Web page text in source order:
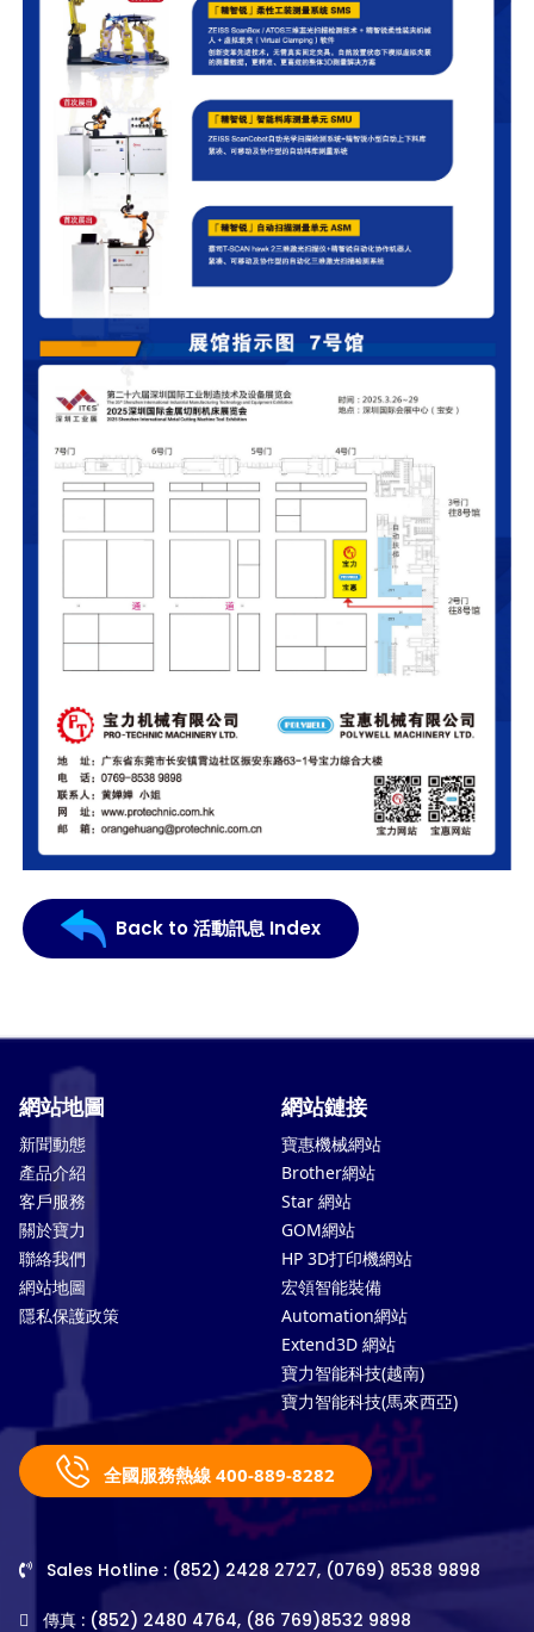
Back to 活動訊息 Index
網站地圖
新聞動態
產品介紹
客戶服務
關於寶力
聯絡我們
網站地圖
隱私保護政策
網站鏈接
寶惠機械網站
Brother網站
Star 網站
GOM網站
HP 3D打印機網站
宏領智能裝備
Automation網站
Extend3D 網站
寶力智能科技(越南)
寶力智能科技(馬來西亞)
全國服務熱線 400-889-8282
Sales Hotline : (852) 2428 2727, (0769) 8538 9898
傳真 : (852) 2480 4764, (86 769)8532 9898